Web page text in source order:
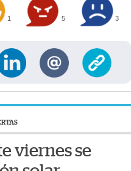
1 5 3
viernes se